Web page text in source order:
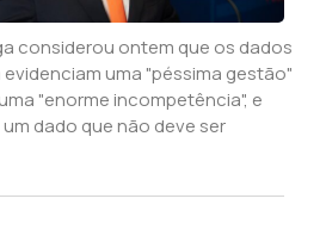
considerou ontem que os dados
uma "péssima gestão"
"enorme incompetência", e
dado que não deve ser